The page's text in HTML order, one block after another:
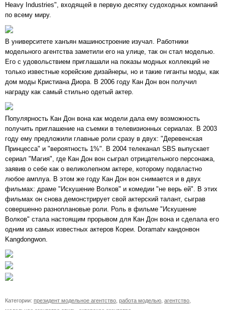
Heavy Industries", входящей в первую десятку судоходных компаний
по всему миру.
В университете ханъян машиностроение изучал. Работники
модельного агентства заметили его на улице, так он стал моделью.
Его с удовольствием приглашали на показы модных коллекций не
только известные корейские дизайнеры, но и такие гиганты моды, как
дом моды Кристиана Диора. В 2006 году Кан Дон вон получил
награду как самый стильно одетый актер.
Популярность Кан Дон вона как модели дала ему возможность
получить приглашение на съемки в телевизионных сериалах. В 2003
году ему предложили главные роли сразу в двух: "Деревенская
Принцесса" и "вероятность 1%". В 2004 телеканал SBS выпускает
сериал "Магия", где Кан Дон вон сыграл отрицательного персонажа,
заявив о себе как о великолепном актере, которому подвластно
любое амплуа. В этом же году Кан Дон вон снимается и в двух
фильмах: драме "Искушение Волков" и комедии "не верь ей". В этих
фильмах он снова демонстрирует свой актерский талант, сыграв
совершенно разноплановые роли. Роль в фильме "Искушение
Волков" стала настоящим прорывом для Кан Дон вона и сделала его
одним из самых известных актеров Кореи. Doramatv кандонвон
Kangdongwon.
Категории: президент модельное агентство работа моделью агентство